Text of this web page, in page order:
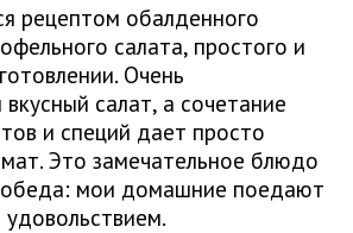
рецептом обалденного
салата, простого и
Очень
салат, а сочетание
и специй дает просто
Это замечательное блюдо
обеда: мои домашние поедают